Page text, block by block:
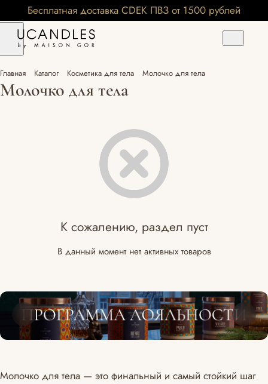
Бесплатная доставка CDEK ПВЗ от 1500 рублей
Главная Каталог Косметика для тела Молочко для тела
Молочко для тела
К сожалению, раздел пуст
В данный момент нет активных товаров
Молочко для тела — это финальный и самый стойкий шаг